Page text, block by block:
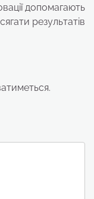
допомагають
результатів